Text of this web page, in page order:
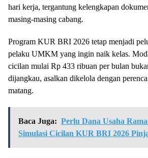
hari kerja, tergantung kelengkapan
masing-masing cabang.
Program KUR BRI 2026 tetap menjadi
pelaku UMKM yang ingin naik kelas.
cicilan mulai Rp 433 ribuan per bulan
dijangkau, asalkan dikelola dengan
matang.
Baca Juga: Perlu Dana Usaha
Simulasi Cicilan KUR BRI 2026